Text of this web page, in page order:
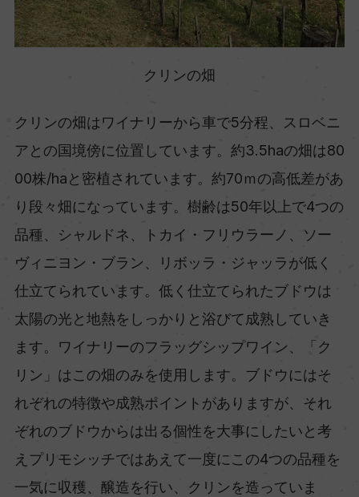
クリンの畑
クリンの畑はワイナリーから車で5分程、スロベニ
アとの国境傍に位置しています。約3.5haの畑は80
00株/haと密植されています。約70ｍの高低差があ
り段々畑になっています。樹齢は50年以上で4つの
品種、シャルドネ、トカイ・フリウラーノ、ソー
ヴィニヨン・ブラン、リボッラ・ジャッラが低く
仕立てられています。低く仕立てられたブドウは
太陽の光と地熱をしっかりと浴びて成熟していき
ます。ワイナリーのフラッグシップワイン、「ク
リン」はこの畑のみを使用します。ブドウにはそ
れぞれの特徴や成熟ポイントがありますが、それ
ぞれのブドウからは出る個性を大事にしたいと考
えプリモシッチではあえて一度にこの4つの品種を
一気に収穫、醸造を行い、クリンを造っていま